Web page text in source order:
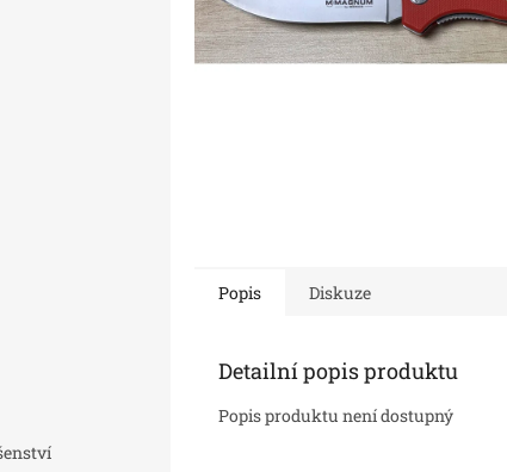
Popis Diskuze
Detailní popis produktu
Popis produktu není dostupný